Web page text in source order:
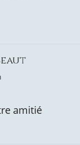
amitié